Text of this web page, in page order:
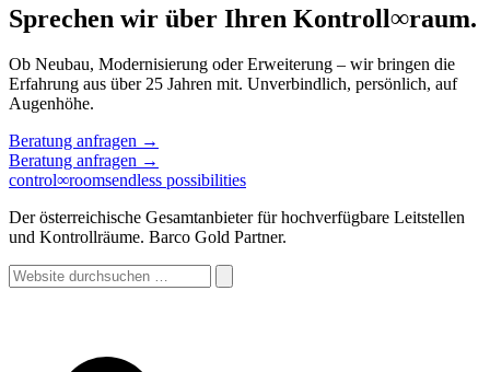
Sprechen wir über Ihren Kontroll∞raum.
Ob Neubau, Modernisierung oder Erweiterung – wir bringen die
Erfahrung aus über 25 Jahren mit. Unverbindlich, persönlich, auf
Augenhöhe.
Beratung anfragen →
Beratung anfragen →
control∞roomsendless possibilities
Der österreichische Gesamtanbieter für hochverfügbare Leitstellen
und Kontrollräume. Barco Gold Partner.
Website
durchsuchen